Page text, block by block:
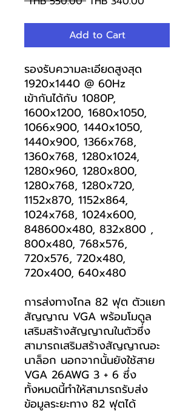
Add to Cart
รองรับความละเอียดสูงสุด
1920x1440 @ 60Hz
เข้ากันได้กับ 1080P,
1600x1200, 1680x1050,
1066x900, 1440x1050,
1440x900, 1366x768,
1360x768, 1280x1024,
1280x960, 1280x800,
1280x768, 1280x720,
1152x870, 1152x864,
1024x768, 1024x600,
848600x480, 832x800 ,
800x480, 768x576,
720x576, 720x480,
720x400, 640x480
การส่งทางไกล 82 ฟุต ตัวแยก
สัญญาณ VGA พร้อมโมดูล
เสริมสร้างสัญญาณในตัวซึ่ง
สามารถเสริมสร้างสัญญาณอะ
นาล็อก นอกจากนั้นยังใช้สาย
VGA 26AWG 3 + 6 ซึ่ง
ทั้งหมดนี้ทำให้สามารถรับส่ง
ข้อมูลระยะทาง 82 ฟุตได้